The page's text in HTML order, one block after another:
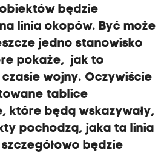
będzie
linia okopów. Być może
jedno stanowisko
pokaże, jak to
wojny. Oczywiście
tablice
które będą wskazywały,
pochodzą, jaka ta linia
będzie